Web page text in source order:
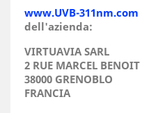
www.UVB-311nm.com
dell'azienda:
VIRTUAVIA SARL
2 RUE MARCEL BENOIT
38000 GRENOBLO
FRANCIA